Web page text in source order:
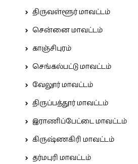
திருவள்ளூர் மாவட்டம்
சென்னை மாவட்டம்
காஞ்சிபுரம்
செங்கல்பட்டு மாவட்டம்
வேலூர் மாவட்டம்
திருப்பத்தூர் மாவட்டம்
இராணிப்பேட்டை மாவட்டம்
கிருஷ்ணகிரி மாவட்டம்
தர்மபுரி மாவட்டம்